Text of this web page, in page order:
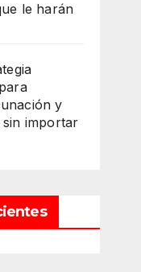
le harán
y
importar